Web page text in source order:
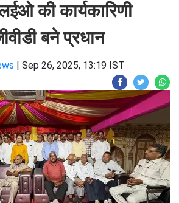
की कार्यकारिणी
बने प्रधान
| Sep 26, 2025, 13:19 IST